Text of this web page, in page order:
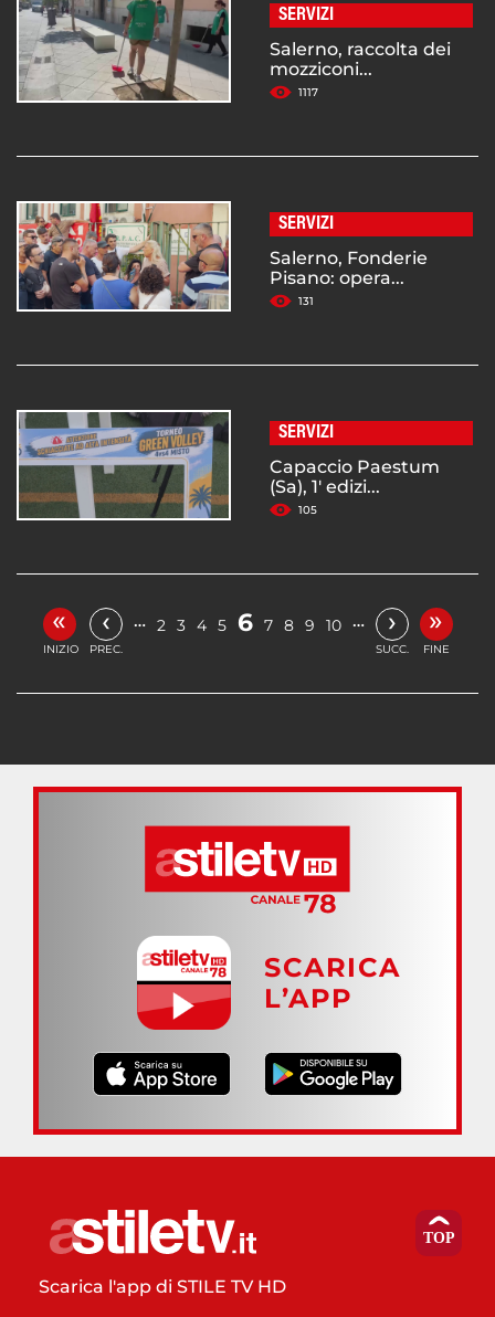
SERVIZI
Salerno, raccolta dei
mozziconi...
1117
SERVIZI
Salerno, Fonderie
Pisano: opera...
131
SERVIZI
Capaccio Paestum
(Sa), 1' edizi...
105
«
INIZIO
‹
PREC.
… 2 3 4 5 6 7 8 9 10 … ›
SUCC.
»
FINE
SCARICA
L’APP
Scarica l'app di STILE TV HD